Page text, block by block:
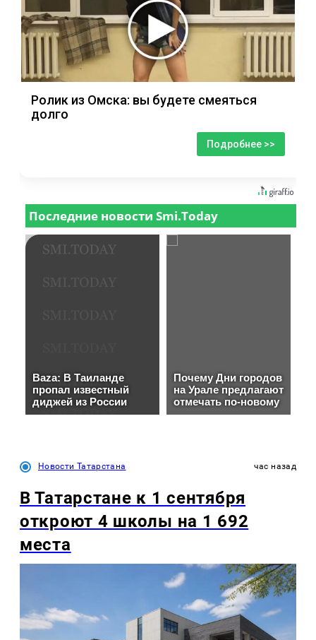
Ролик из Омска: вы будете смеяться
долго
Подробнее >>
Новости Татарстана час назад
В Татарстане к 1 сентября
откроют 4 школы на 1 692
места